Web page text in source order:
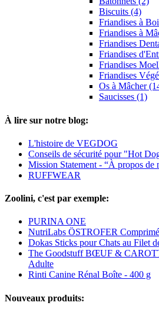
Biscuits (4)
Friandises à
Friandises à
Friandises
Friandises
Friandises
Friandises
Os à Mâcher
Saucisses (1)
À lire sur notre blog:
L'histoire de VEGDOG
Conseils de sécurité pour "Hot
Mission Statement - “À propos de
RUFFWEAR
Zoolini, c'est par exemple:
PURINA ONE
NutriLabs ÖSTROFER
Dokas Sticks pour Chats au Filet
The Goodstuff BŒUF &
Adulte
Rinti Canine Rénal Boîte - 400 g
Nouveaux produits: